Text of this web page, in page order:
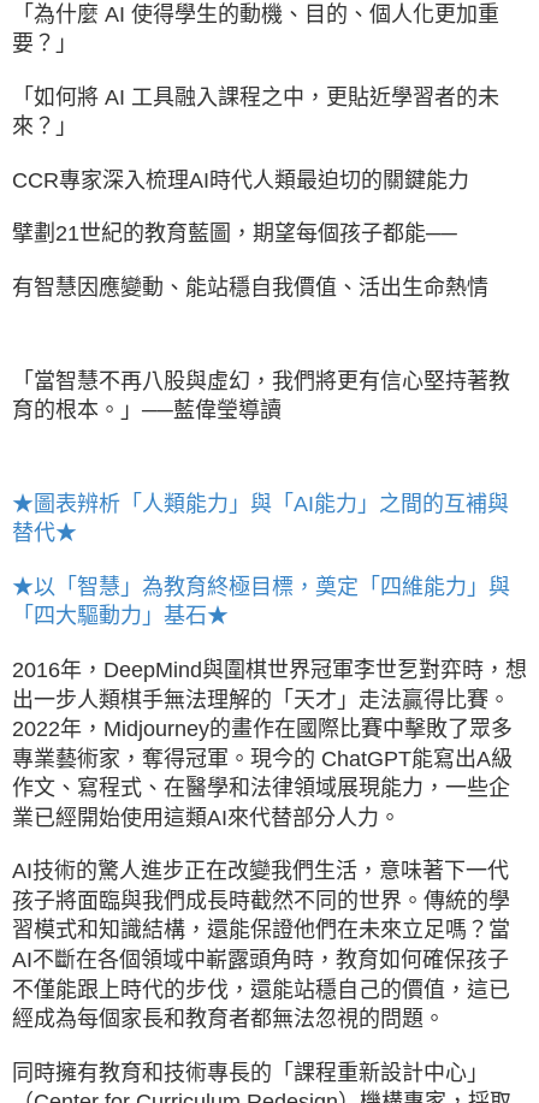
「為什麼 AI 使得學生的動機、目的、個人化更加重
要？」
「如何將 AI 工具融入課程之中，更貼近學習者的未
來？」
CCR專家深入梳理AI時代人類最迫切的關鍵能力
擘劃21世紀的教育藍圖，期望每個孩子都能──
有智慧因應變動、能站穩自我價值、活出生命熱情
「當智慧不再八股與虛幻，我們將更有信心堅持著教
育的根本。」──藍偉瑩導讀
★圖表辨析「人類能力」與「AI能力」之間的互補與
替代★
★以「智慧」為教育終極目標，奠定「四維能力」與
「四大驅動力」基石★
2016年，DeepMind與圍棋世界冠軍李世乭對弈時，想
出一步人類棋手無法理解的「天才」走法贏得比賽。
2022年，Midjourney的畫作在國際比賽中擊敗了眾多
專業藝術家，奪得冠軍。現今的 ChatGPT能寫出A級
作文、寫程式、在醫學和法律領域展現能力，一些企
業已經開始使用這類AI來代替部分人力。
AI技術的驚人進步正在改變我們生活，意味著下一代
孩子將面臨與我們成長時截然不同的世界。傳統的學
習模式和知識結構，還能保證他們在未來立足嗎？當
AI不斷在各個領域中嶄露頭角時，教育如何確保孩子
不僅能跟上時代的步伐，還能站穩自己的價值，這已
經成為每個家長和教育者都無法忽視的問題。
同時擁有教育和技術專長的「課程重新設計中心」